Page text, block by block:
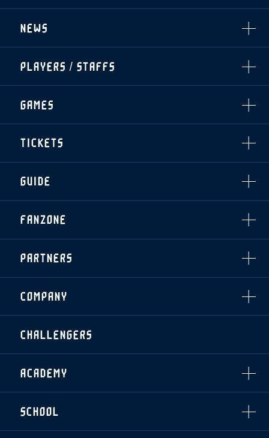
NEWS
TOPICS
CLUB
TOP TEAM
THESPARK
PLAYERS / STAFFS
トレーニング見学について
・注意事項
・練習場ごとの注意事項
GAMES
順位表
ホームイベント情報
TICKETS
・前売・当日チケット
・発売日
・優待チケット
シーズンシート
・シーズンシート
・法人シーズンシート
GUIDE
スタジアムアクセス
スタジアムルール
クラブプロパティ
ホームイベント情報
運営サポートスタッフ募集
FANZONE
ファンクラブ
グッズ
ザスパタイムズ
クラブアンバサダー
PARTNERS
アシストパートナー
ザスパ応援店紹介
ホームタウン活動
ふるさと納税
COMPANY
拠点一覧
フィロソフィー
クラブについて（エンブレム・ロゴ等）
CHALLENGERS
ACADEMY
U-18
U-15
スタッフ
SCHOOL